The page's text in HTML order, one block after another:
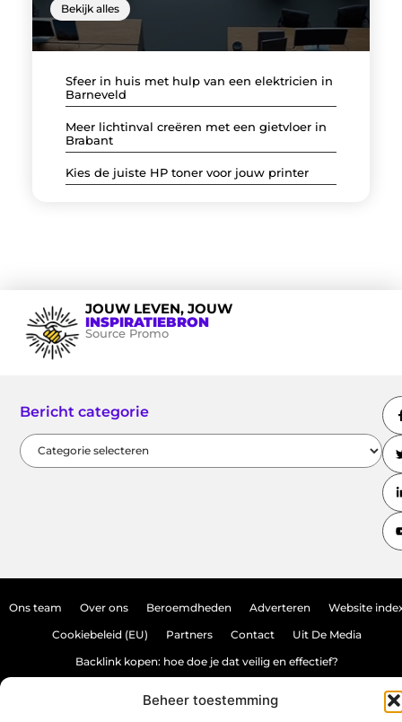
Beheer toestemming
Bekijk alles
Sfeer in huis met hulp van een elektricien in
Barneveld
Meer lichtinval creëren met een gietvloer in
Brabant
Kies de juiste HP toner voor jouw printer
JOUW LEVEN, JOUW
INSPIRATIEBRON
Source Promo
Bericht categorie
Ons team Over ons Beroemdheden Adverteren Website
Cookiebeleid (EU) Partners Contact Uit De Media
Backlink kopen: hoe doe je dat veilig en effectief?
Verdien geld met je website: haal het maximale uit je online